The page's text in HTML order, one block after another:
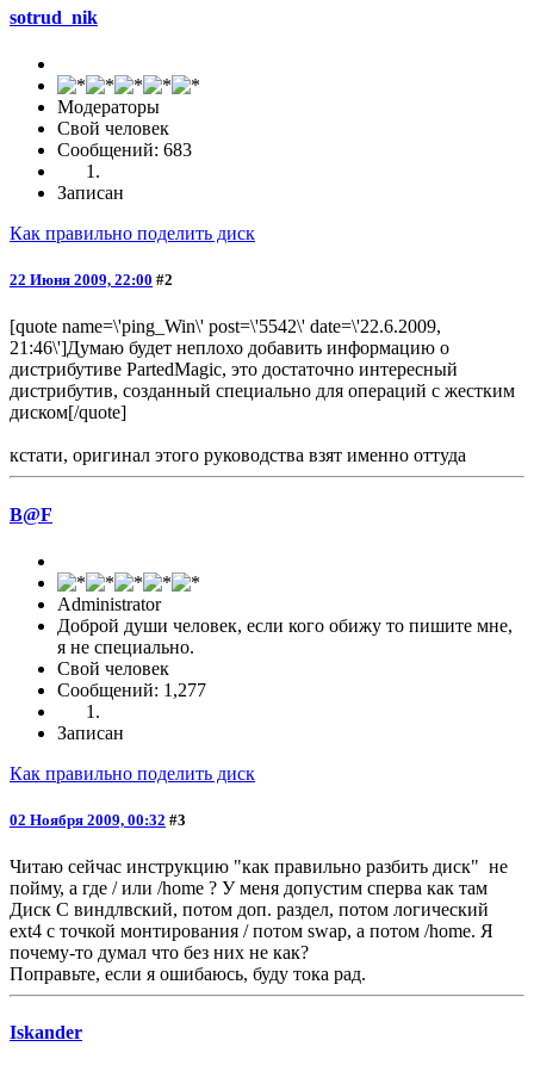
sotrud_nik
Модераторы
Свой человек
Сообщений: 683
Записан
Как правильно поделить диск
22 Июня 2009, 22:00 #2
[quote name=\'ping_Win\' post=\'5542\' date=\'22.6.2009,
21:46\']Думаю будет неплохо добавить информацию о
дистрибутиве PartedMagic, это достаточно интересный
дистрибутив, созданный специально для операций с жестким
диском[/quote]
кстати, оригинал этого руководства взят именно оттуда
B@F
Administrator
Доброй души человек, если кого обижу то пишите мне,
я не специально.
Свой человек
Сообщений: 1,277
Записан
Как правильно поделить диск
02 Ноября 2009, 00:32 #3
Читаю сейчас инструкцию "как правильно разбить диск" не
пойму, а где / или /home ? У меня допустим сперва как там
Диск С виндлвский, потом доп. раздел, потом логический
ext4 с точкой монтирования / потом swap, а потом /home. Я
почему-то думал что без них не как?
Поправьте, если я ошибаюсь, буду тока рад.
Iskander